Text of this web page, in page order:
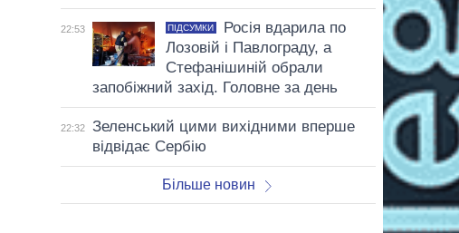
22:53 ПІДСУМКИ
Росія вдарила по
Лозовій і Павлограду, а
Стефанішиній обрали
запобіжний захід. Головне за день
22:32
Зеленський цими вихідними вперше
відвідає Сербію
Більше новин